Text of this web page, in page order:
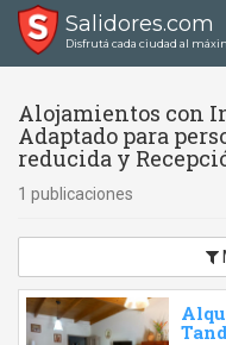
Salidores.com
Disfrutá cada ciudad al
Alojamientos con
Adaptado para
reducida y
1 publicaciones